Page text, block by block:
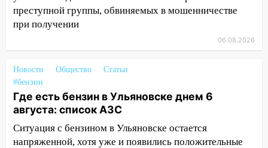
14:01 Инсценировали ДТП и получили
более 4,6 миллиона рублей: перед
13:36 В Инзе произошел крупный пожар
13:00 В суде защитили репутацию
мужчины, которого необоснованно
обвиняли в жестоком обращении с
животными
преступной группы, обвиняемых в мошенничестве
при получении
06.08.2026
Новости Общество
Статьи
#бензин
Где есть бензин в Ульяновске днем 6
августа: список АЗС
Ситуация с бензином в Ульяновске остается
напряженной, хотя уже и появились положительные